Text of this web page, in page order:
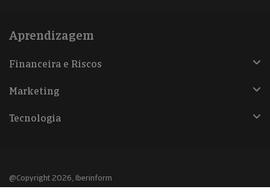
Aprendizagem
Financeira e Riscos
Marketing
Tecnologia
@Copyright 2026, Iberinform